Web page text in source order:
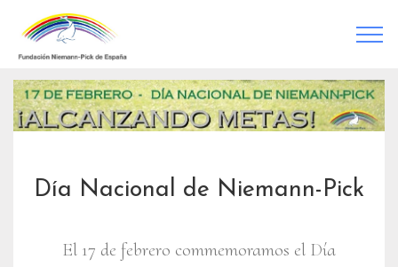
Día Nacional de Niemann-Pick
El 17 de febrero commemoramos el Día